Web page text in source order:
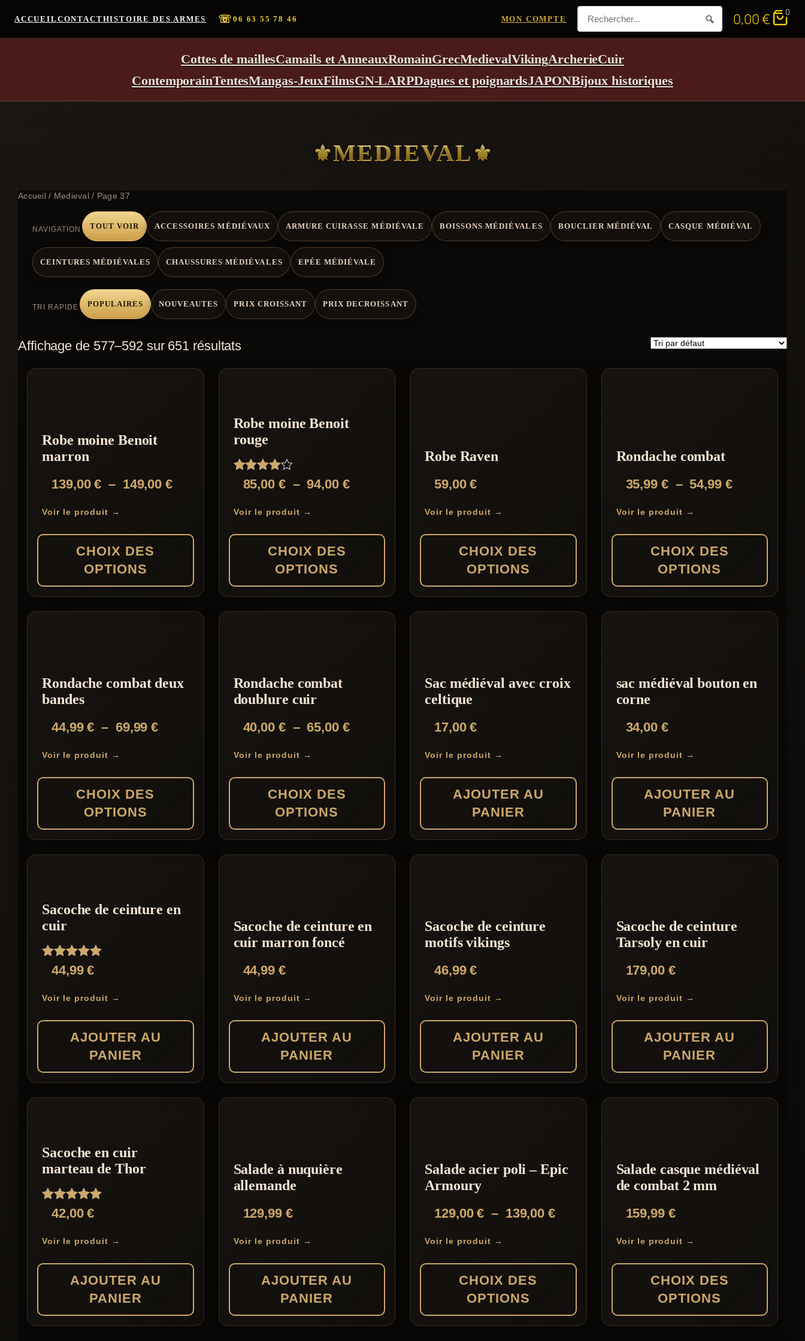
ACCUEIL CONTACTHISTOIRE DES ARMES ☏06 63 55 78 46 MON COMPTE 0,00€ 0
Cottes de maillesCamails et AnneauxRomainGrecMedievalVikingArcherieCuir
ContemporainTentesMangas-JeuxFilmsGN-LARPDagues et poignardsJAPONBijoux historiques
MEDIEVAL
Accueil/ Medieval / Page 37
NAVIGATION TOUT VOIR ACCESSOIRES MÉDIÉVAUX ARMURE CUIRASSE MÉDIÉVALE BOISSONS MÉDIÉVALES BOUCLIER MÉDIÉVAL CASQUE MÉDIÉVAL
CEINTURES MÉDIÉVALES CHAUSSURES MÉDIÉVALES EPÉE MÉDIÉVALE
TRI RAPIDE POPULAIRES NOUVEAUTES PRIX CROISSANT PRIX DECROISSANT
Affichage de 577–592 sur 651 résultats
Robe moine Benoit
marron
139,00€ – 149,00€Plage
139,00 €
Voir le produit →
CHOIX DES
OPTIONS
produit
variations.
Les
peuvent
être
sur
du
produit
Robe moine Benoit
rouge
Note
4.00
85,00 € – 94,00 €Plage
85,00 €
Voir le produit →
CHOIX DES
OPTIONS
produit
variations.
Les
peuvent
être
sur
du
produit
Robe Raven
59,00€
Voir le produit →
CHOIX DES
OPTIONS
produit
variations.
Les
peuvent
être
sur
du
produit
Rondache combat
35,99 € – 54,99 €Plage
35,99 €
Voir le produit →
CHOIX DES
OPTIONS
produit
variations.
Les
peuvent
être
sur
du
produit
Rondache combat deux
bandes
44,99€ – 69,99€Plage
44,99 €
Voir le produit →
CHOIX DES
OPTIONS
produit
plusieurs
variations.
options
peuvent
être
sur
du
produit
Rondache combat
doublure cuir
40,00 € – 65,00 €Plage
40,00 €
Voir le produit →
CHOIX DES
OPTIONS
produit
variations.
Les
peuvent
être
sur
du
produit
Sac médiéval avec croix
celtique
17,00€
Voir le produit →
AJOUTER AU
PANIER
sac médiéval bouton en
corne
34,00 €
Voir le produit →
AJOUTER AU
PANIER
Sacoche de ceinture en
cuir
Note
5.0044,99€
Voir le produit →
AJOUTER AU
PANIER
Sacoche de ceinture en
cuir marron foncé
44,99 €
Voir le produit →
AJOUTER AU
PANIER
Sacoche de ceinture
motifs vikings
46,99€
Voir le produit →
AJOUTER AU
PANIER
Sacoche de ceinture
Tarsoly en cuir
179,00 €
Voir le produit →
AJOUTER AU
PANIER
Sacoche en cuir
marteau de Thor
Note
5.00
42,00€
Voir le produit →
AJOUTER AU
PANIER
Salade à nuquière
allemande
129,99 €
Voir le produit →
AJOUTER AU
PANIER
Salade acier poli – Epic
Armoury
129,00€ – 139,00€Plage
129,00 €
Voir le produit →
CHOIX DES
OPTIONS
Salade casque médiéval
de combat 2 mm
159,99 €
Voir le produit →
CHOIX DES
OPTIONS